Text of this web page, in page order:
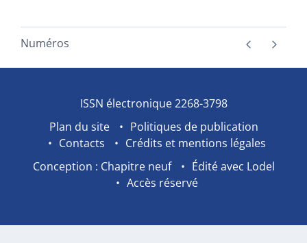
Numéros
ISSN électronique 2268-3798
Plan du site
Politiques de publication
Contacts
Crédits et mentions légales
Conception : Chapitre neuf
Édité avec Lodel
Accès réservé